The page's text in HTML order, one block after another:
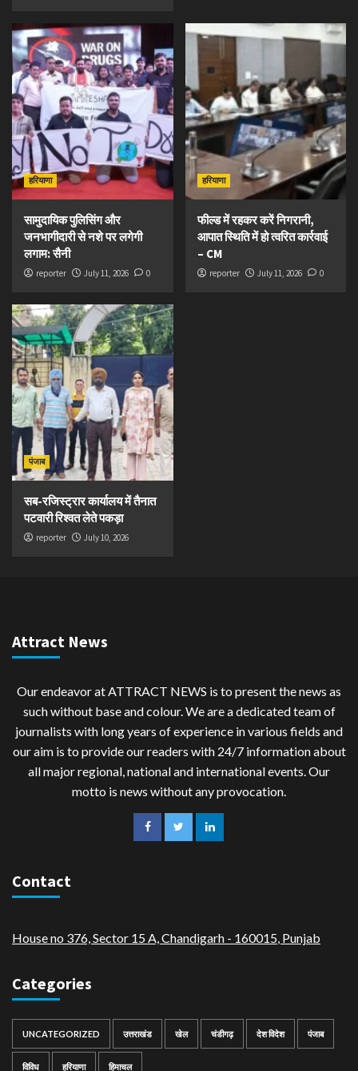
हरियाणा
सामुदायिक पुलिसिंग और
जनभागीदारी से नशे पर लगेगी
लगाम: सैनी
reporter July 11, 2026 0
हरियाणा
फील्ड में रहकर करें निगरानी,
आपात स्थिति में हो त्वरित कार्रवाई
– CM
reporter July 11, 2026 0
पंजाब
सब-रजिस्ट्रार कार्यालय में तैनात
पटवारी रिश्वत लेते पकड़ा
reporter July 10, 2026
Attract News
Our endeavor at ATTRACT NEWS is to present the news as
such without base and colour. We are a dedicated team of
journalists with long years of experience in various fields and
our aim is to provide our readers with 24/7 information about
all major regional, national and international events. Our
motto is news without any provocation.
Contact
House no 376, Sector 15 A, Chandigarh - 160015 Punjab
Categories
UNCATEGORIZED उत्तराखंड खेल चंडीगढ़ देश विदेश पंजाब
विविध हरियाणा हिमाचल